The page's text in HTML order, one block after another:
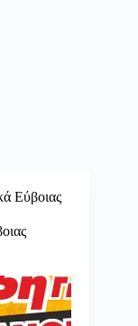
Εύβοιας